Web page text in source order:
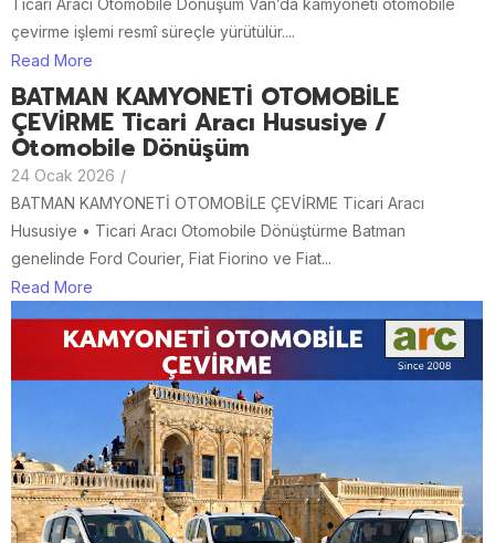
Ticari Aracı Otomobile Dönüşüm Van’da kamyoneti otomobile
çevirme işlemi resmî süreçle yürütülür....
Read More
BATMAN KAMYONETİ OTOMOBİLE
ÇEVİRME Ticari Aracı Hususiye /
Otomobile Dönüşüm
24 Ocak 2026 /
BATMAN KAMYONETİ OTOMOBİLE ÇEVİRME Ticari Aracı
Hususiye • Ticari Aracı Otomobile Dönüştürme Batman
genelinde Ford Courier, Fiat Fiorino ve Fiat...
Read More